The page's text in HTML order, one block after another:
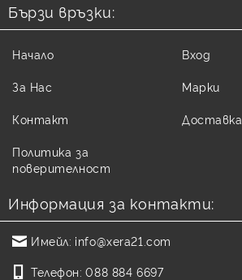
Бързи връзки:
Начало
За Нас
Контакт
Политика за
поверителност
Вход
Марки
Доставка
Информация за контакти:
Имейл: info@xera21.com
Телефон: 088 884 6697